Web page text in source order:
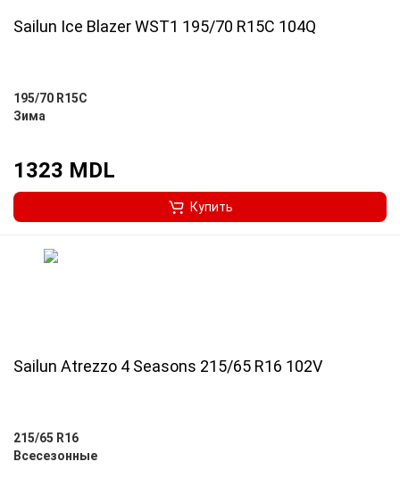
Sailun Ice Blazer WST1 195/70 R15C 104Q
195/70 R15C
Зима
1323 MDL
Купить
Sailun Atrezzo 4 Seasons 215/65 R16 102V
215/65 R16
Всесезонные